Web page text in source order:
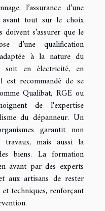
l’assurance d’une
avant tout sur le choix
s’assurer que le
d’une qualification
à la nature du
soit en électricité, en
recommandé de se
Qualibat, RGE ou
de l'expertise
du dépanneur. Un
garantit non
travaux, mais aussi la
biens. La formation
avant par des experts
aux artisans de rester
techniques, renforçant